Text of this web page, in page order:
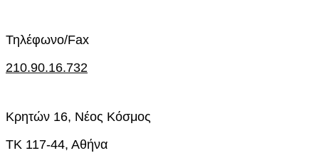
Τηλέφωνο/Fax
210.90.16.732
Κρητών 16, Νέος Κόσμος
ΤΚ 117-44, Αθήνα